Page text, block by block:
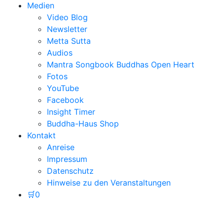
Medien
Video Blog
Newsletter
Metta Sutta
Audios
Mantra Songbook Buddhas Open Heart
Fotos
YouTube
Facebook
Insight Timer
Buddha-Haus Shop
Kontakt
Anreise
Impressum
Datenschutz
Hinweise zu den Veranstaltungen
🛒0